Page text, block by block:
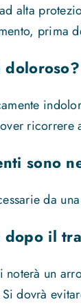
alta
prima
doloroso?
ricorrere
sono
da
dopo il
noterà un
Si dovrà